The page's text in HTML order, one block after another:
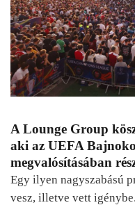
A Lounge Group
aki az UEFA
megvalósításában
Egy ilyen nagyszabású
vesz, illetve vett